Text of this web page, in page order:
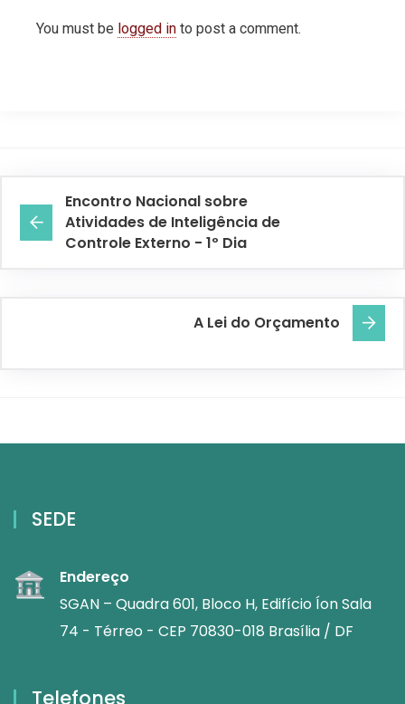
You must be logged in to post a comment.
Encontro Nacional sobre
Atividades de Inteligência de
Controle Externo - 1º Dia
A Lei do Orçamento
SEDE
Endereço
SGAN – Quadra 601, Bloco H, Edifício Íon Sala
74 - Térreo - CEP 70830-018 Brasília / DF
Telefones